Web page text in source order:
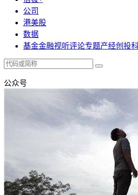
公司
港美股
数据
基金金融视听评论专题产经创投
公众号